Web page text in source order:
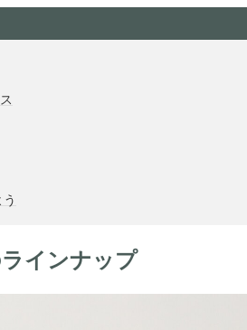
インナップ